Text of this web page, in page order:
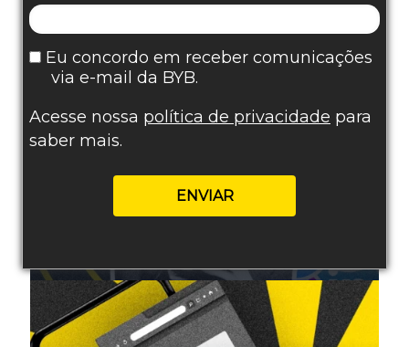
Eu concordo em receber comunicações
via e-mail da BYB.
Acesse nossa política de privacidade para
saber mais.
ENVIAR
ÚLTIMOS CONTEÚDOS
BYB Agência em 12/12/2025
Quais canais sua marca deve